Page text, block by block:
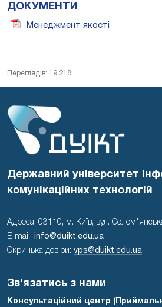
ДОКУМЕНТИ
Менеджмент якості
Переглядів: 19 218
Державний університет
комунікаційних технологій
Адреса: 03110, м. Київ, вул.
E-mail:
info@duikt.edu.ua
Скринька довіри: vps@duikt.edu.ua
Зв'язатись з нами
Консультаційний центр